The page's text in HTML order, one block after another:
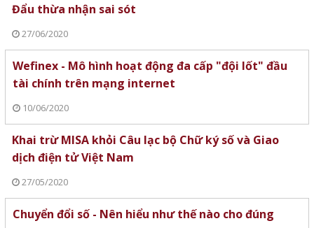
Đẩu thừa nhận sai sót
27/06/2020
Wefinex - Mô hình hoạt động đa cấp "đội lốt" đầu
tài chính trên mạng internet
10/06/2020
Khai trừ MISA khỏi Câu lạc bộ Chữ ký số và Giao
dịch điện tử Việt Nam
27/05/2020
Chuyển đổi số - Nên hiểu như thế nào cho đúng